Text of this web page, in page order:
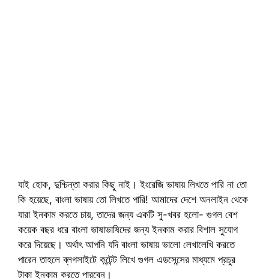
যাই হোক, দুশ্চিন্তা করার কিছু নাই। ইংরেজি ভাষায় লিখতে পারি না তো
কি হয়েছে, বাংলা ভাষায় তো লিখতে পারি! আমাদের দেশে অনলাইন থেকে
যারা ইনকাম করতে চায়, তাদের জন্য একটি সু-খবর হলো- গুগল বেশ
কয়েক বছর ধরে বাংলা ভাষাভাষিদের জন্য ইনকাম করার বিশাল সুযোগ
করে দিয়েছে। অর্থাৎ আপনি যদি বাংলা ভাষায় ভালো লেখালেখি করতে
পারেন তাহলে ব্লগসাইটে কন্টেন্ট লিখে গুগল এডসেন্সের মাধ্যমে প্রচুর
টাকা ইনকাম করতে পারবেন।